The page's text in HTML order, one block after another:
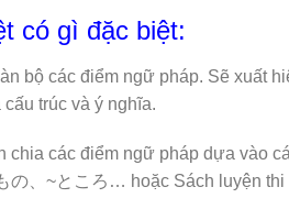
có gì đặc biệt:
bộ các điểm ngữ pháp. Sẽ xuất
trúc và ý nghĩa.
các điểm ngữ pháp dựa vào
の、~ところ… hoặc Sách luyện